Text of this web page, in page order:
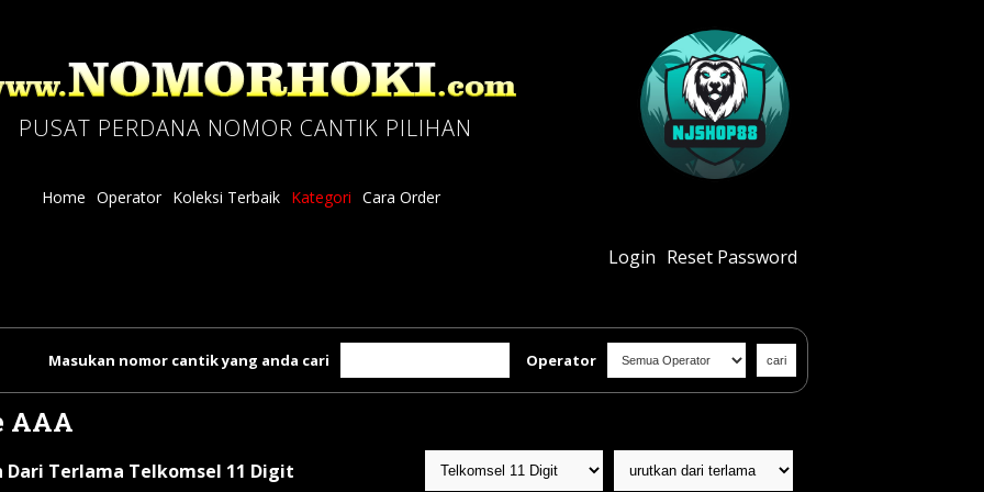
PUSAT PERDANA NOMOR CANTIK PILIHAN
Home Operator Koleksi Terbaik Kategori Cara Order
Login Reset Password
Masukan nomor cantik yang anda cari Operator
AAA
Dari Terlama Telkomsel 11 Digit